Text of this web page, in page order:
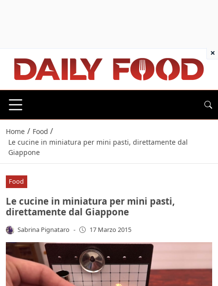
Home / Food /
Le cucine in miniatura per mini pasti, direttamente dal
Giappone
Food
Le cucine in miniatura per mini pasti,
direttamente dal Giappone
Sabrina Pignataro - 17 Marzo 2015
×